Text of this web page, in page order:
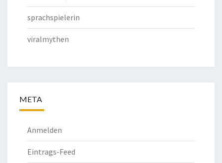
sprachspielerin
viralmythen
META
Anmelden
Eintrags-Feed